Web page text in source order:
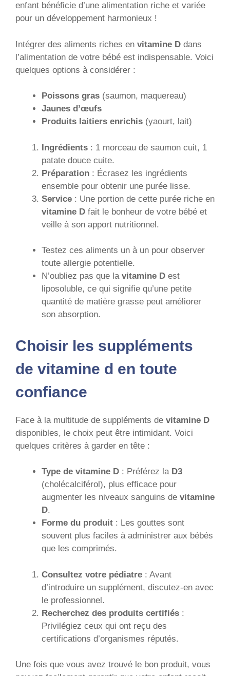
enfant bénéficie d’une alimentation riche et variée
pour un développement harmonieux !
Intégrer des aliments riches en vitamine D dans
l’alimentation de votre bébé est indispensable. Voici
quelques options à considérer :
Poissons gras (saumon, maquereau)
Jaunes d’œufs
Produits laitiers enrichis (yaourt, lait)
Ingrédients : 1 morceau de saumon cuit, 1
patate douce cuite.
Préparation : Écrasez les ingrédients
ensemble pour obtenir une purée lisse.
Service : Une portion de cette purée riche en
vitamine D fait le bonheur de votre bébé et
veille à son apport nutritionnel.
Testez ces aliments un à un pour observer
toute allergie potentielle.
N’oubliez pas que la vitamine D est
liposoluble, ce qui signifie qu’une petite
quantité de matière grasse peut améliorer
son absorption.
Choisir les suppléments
de vitamine d en toute
confiance
Face à la multitude de suppléments de vitamine D
disponibles, le choix peut être intimidant. Voici
quelques critères à garder en tête :
Type de vitamine D : Préférez la D3
(cholécalciférol), plus efficace pour
augmenter les niveaux sanguins de vitamine
D.
Forme du produit : Les gouttes sont
souvent plus faciles à administrer aux bébés
que les comprimés.
Consultez votre pédiatre : Avant
d’introduire un supplément, discutez-en avec
le professionnel.
Recherchez des produits certifiés :
Privilégiez ceux qui ont reçu des
certifications d’organismes réputés.
Une fois que vous avez trouvé le bon produit, vous